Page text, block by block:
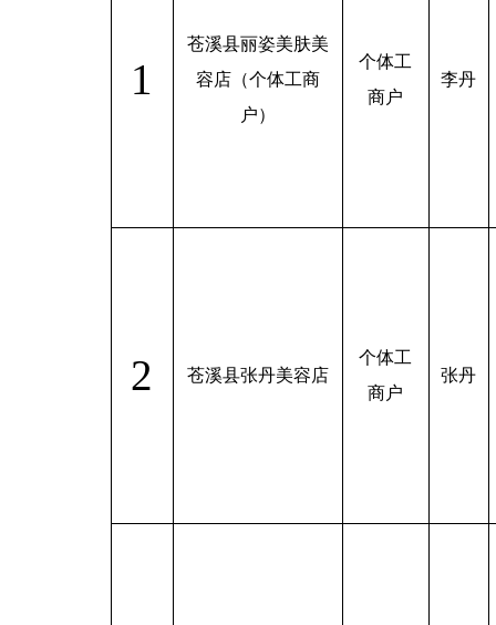
1
苍溪县丽姿美肤美
容店（个体工商
户）
个体工
商户
李丹
2 苍溪县张丹美容店
个体工
商户
张丹